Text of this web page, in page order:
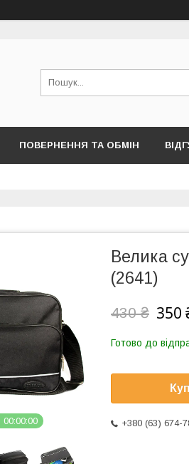
ПОВЕРНЕННЯ ТА ОБМІН
00 00 00
Велика
(2641)
430 ₴ 350
Готово до
+380 (63) 674-